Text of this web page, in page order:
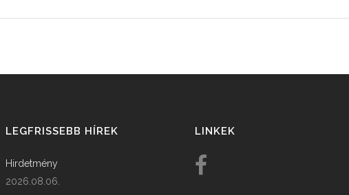
LEGFRISSEBB HÍREK
Hirdetmény
2026.08.06.
LINKEK